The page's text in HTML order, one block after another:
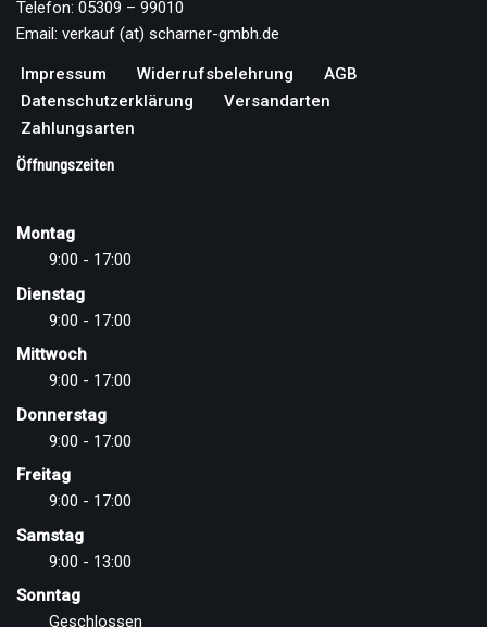
Telefon: 05309 – 99010
Email: verkauf (at) scharner-gmbh.de
Impressum Widerrufsbelehrung
AGB
Datenschutzerklärung
Versandarten
Zahlungsarten
Öffnungszeiten
Montag
9:00 - 17:00
Dienstag
9:00 - 17:00
Mittwoch
9:00 - 17:00
Donnerstag
9:00 - 17:00
Freitag
9:00 - 17:00
Samstag
9:00 - 13:00
Sonntag
Geschlossen